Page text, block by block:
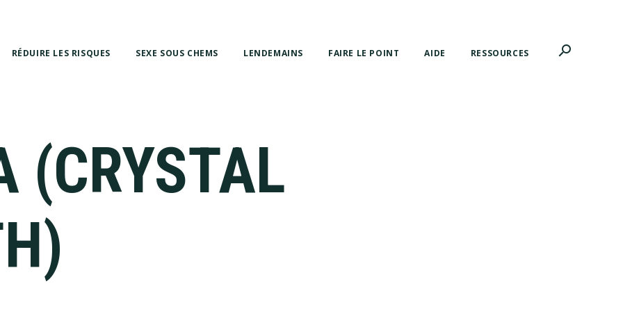
RÉDUIRE LES RISQUES SEXE SOUS CHEMS LENDEMAINS FAIRE LE POINT AIDE RESSOURCES search
(CRYSTAL